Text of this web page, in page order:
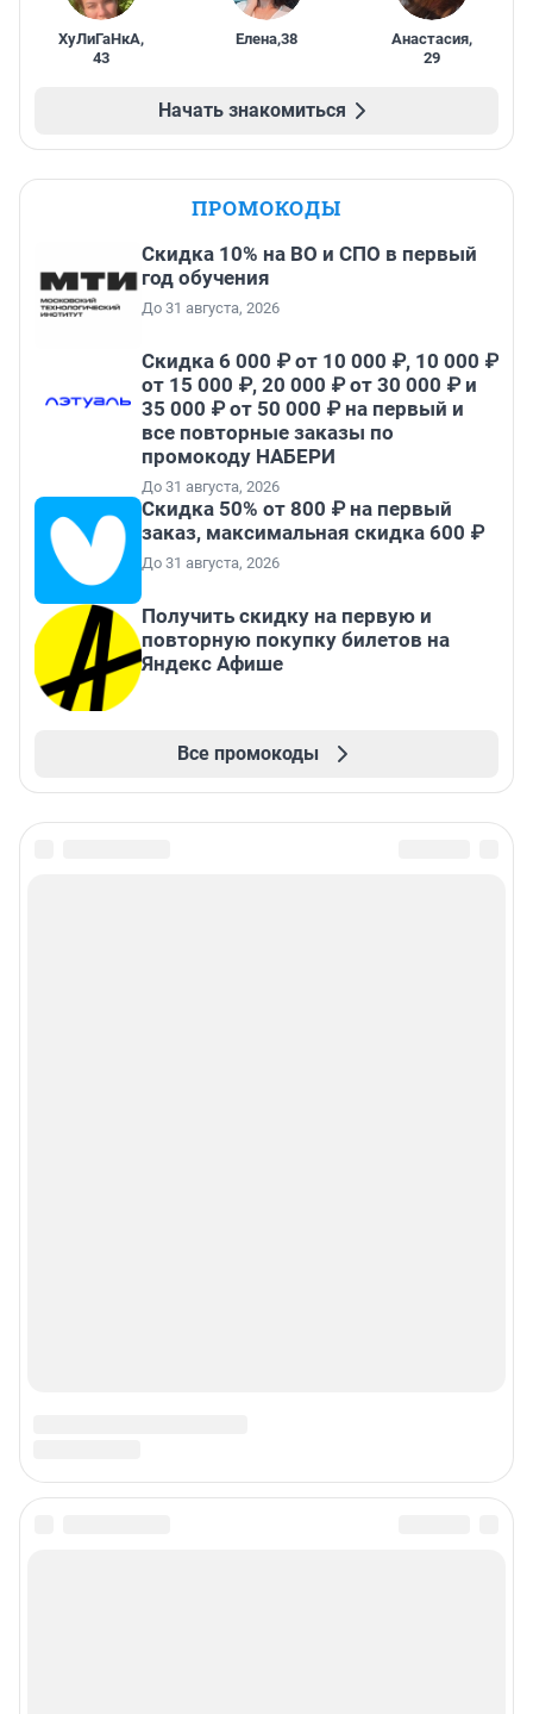
ХуЛиГаНкА,
43
Елена,38 Анастасия,
29
Начать знакомиться
ПРОМОКОДЫ
Скидка 10% на ВО и СПО в первый
год обучения
До 31 августа, 2026
Скидка 6 000 ₽ от 10 000 ₽, 10 000 ₽
от 15 000 ₽, 20 000 ₽ от 30 000 ₽ и
35 000 ₽ от 50 000 ₽ на первый и
все повторные заказы по
промокоду НАБЕРИ
До 31 августа, 2026
Скидка 50% от 800 ₽ на первый
заказ, максимальная скидка 600 ₽
До 31 августа, 2026
Получить скидку на первую и
повторную покупку билетов на
Яндекс Афише
Все промокоды